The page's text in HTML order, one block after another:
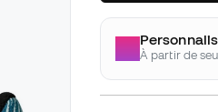
À partir de